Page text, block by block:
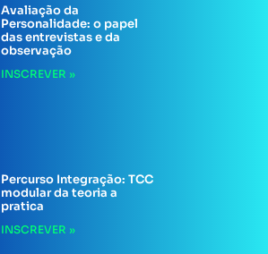
Avaliação da
Personalidade: o papel
das entrevistas e da
observação
INSCREVER »
Percurso Integração: TCC
modular da teoria a
pratica
INSCREVER »